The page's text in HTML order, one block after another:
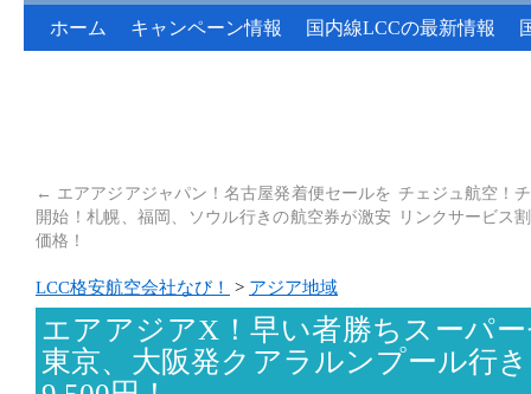
ホーム キャンペーン情報 国内線LCCの最新情報
← エアアジアジャパン！名古屋発着便セールを
開始！札幌、福岡、ソウル行きの航空券が激安
価格！
チェジュ航空！
リンクサービス
LCC格安航空会社なび！ > アジア地域
エアアジアX！早い者勝ちスーパ
東京、大阪発クアラルンプール行